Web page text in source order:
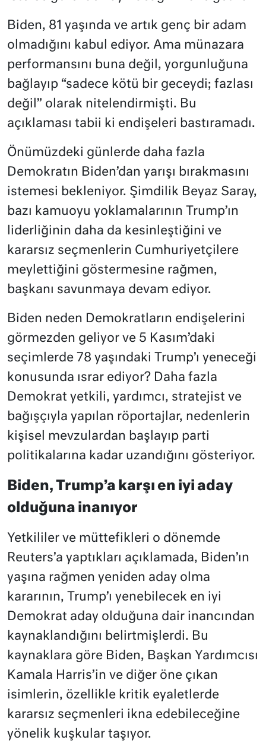
Biden, 81 yaşında ve artık genç bir adam
olmadığını kabul ediyor. Ama münazara
performansını buna değil, yorgunluğuna
bağlayıp “sadece kötü bir geceydi; fazlası
değil” olarak nitelendirmişti. Bu
açıklaması tabii ki endişeleri bastıramadı.
Önümüzdeki günlerde daha fazla
Demokratın Biden’dan yarışı bırakmasını
istemesi bekleniyor. Şimdilik Beyaz Saray,
bazı kamuoyu yoklamalarının Trump’ın
liderliğinin daha da kesinleştiğini ve
kararsız seçmenlerin Cumhuriyetçilere
meylettiğini göstermesine rağmen,
başkanı savunmaya devam ediyor.
Biden neden Demokratların endişelerini
görmezden geliyor ve 5 Kasım’daki
seçimlerde 78 yaşındaki Trump’ı yeneceği
konusunda ısrar ediyor? Daha fazla
Demokrat yetkili, yardımcı, stratejist ve
bağışçıyla yapılan röportajlar, nedenlerin
kişisel mevzulardan başlayıp parti
politikalarına kadar uzandığını gösteriyor.
Biden, Trump’a karşı en iyi aday
olduğuna inanıyor
Yetkililer ve müttefikleri o dönemde
Reuters’a yaptıkları açıklamada, Biden’ın
yaşına rağmen yeniden aday olma
kararının, Trump’ı yenebilecek en iyi
Demokrat aday olduğuna dair inancından
kaynaklandığını belirtmişlerdi. Bu
kaynaklara göre Biden, Başkan Yardımcısı
Kamala Harris’in ve diğer öne çıkan
isimlerin, özellikle kritik eyaletlerde
kararsız seçmenleri ikna edebileceğine
yönelik kuşkular taşıyor.